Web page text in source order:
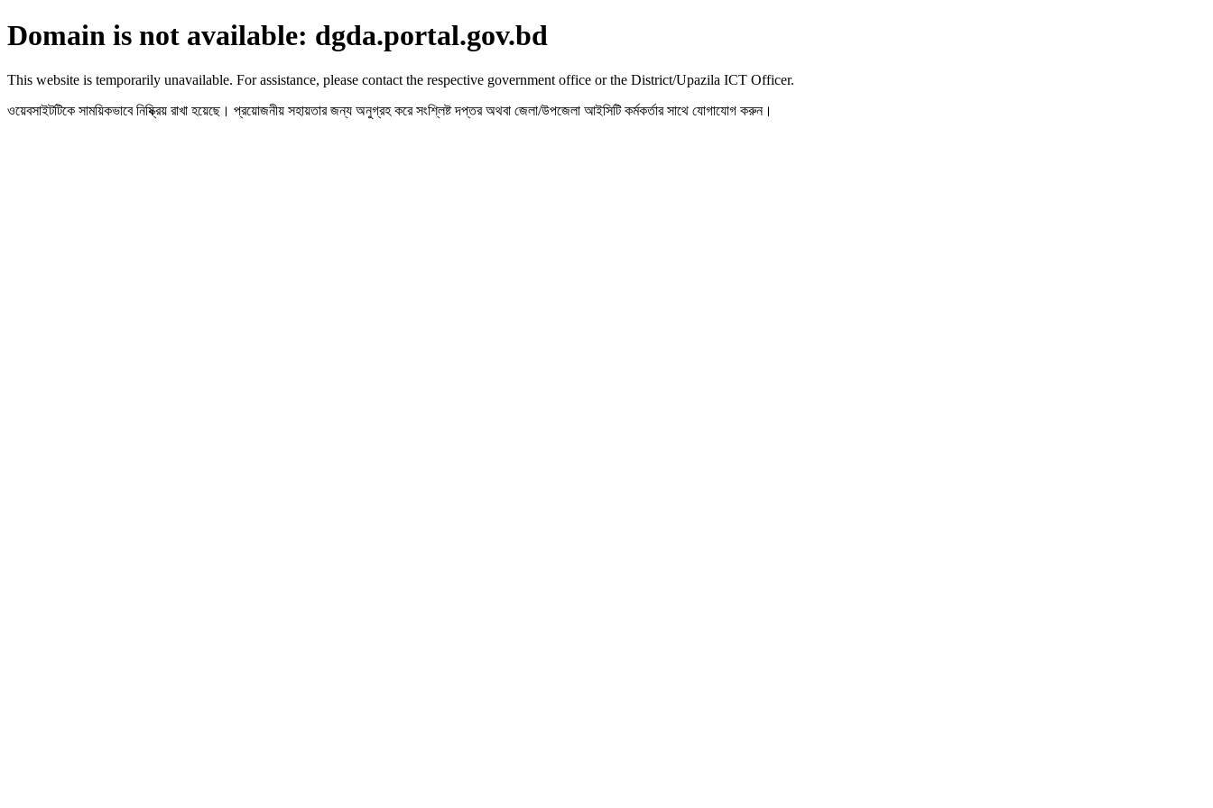
Domain is not available: dgda.portal.gov.bd
This website is temporarily unavailable. For assistance, please contact the respective government office or the District/Upazila ICT Officer.
ওয়েবসাইটটিকে সাময়িকভাবে নিষ্ক্রিয় রাখা হয়েছে। প্রয়োজনীয় সহায়তার জন্য অনুগ্রহ করে সংশ্লিষ্ট দপ্তর অথবা জেলা/উপজেলা আইসিটি কর্মকর্তার সাথে যোগাযোগ করুন।